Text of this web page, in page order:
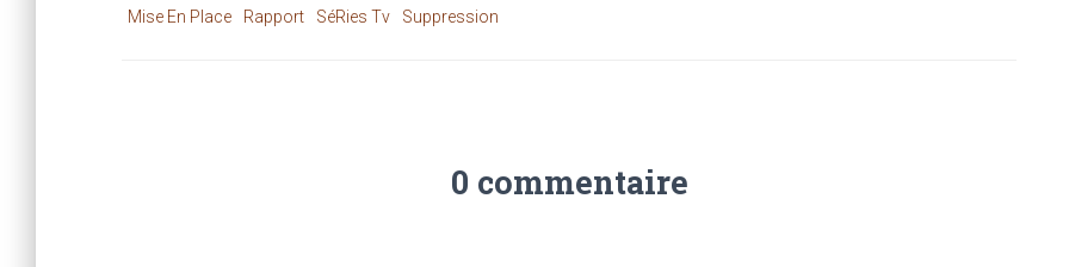
Mise En Place
Rapport SéRies Tv Suppression
0 commentaire